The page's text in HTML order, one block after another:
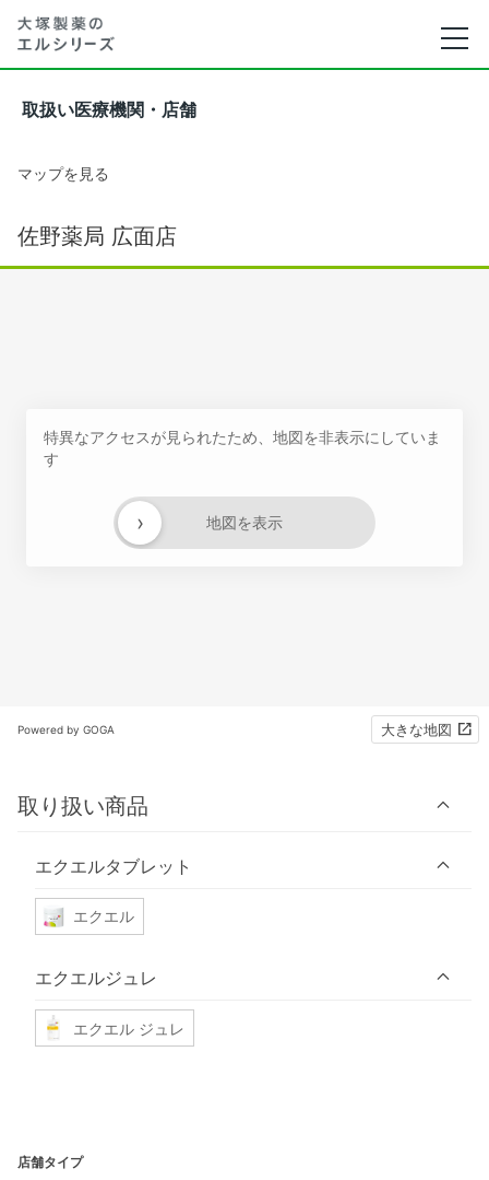
取扱い医療機関・店舗
マップを見る
佐野薬局 広面店
特異なアクセスが見られたため、地図を非表示にしていま
す
地図を表示
›
Powered by GOGA 大きな地図
取り扱い商品
エクエルタブレット
エクエル
エクエルジュレ
エクエル ジュレ
店舗タイプ